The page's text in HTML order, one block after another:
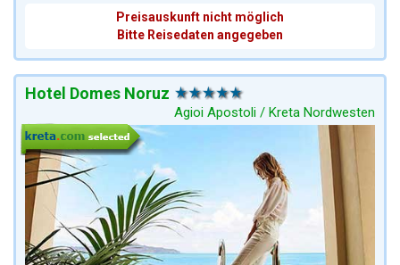
Preisauskunft nicht möglich
Bitte Reisedaten angegeben
Hotel Domes Noruz
Agioi Apostoli / Kreta Nordwesten